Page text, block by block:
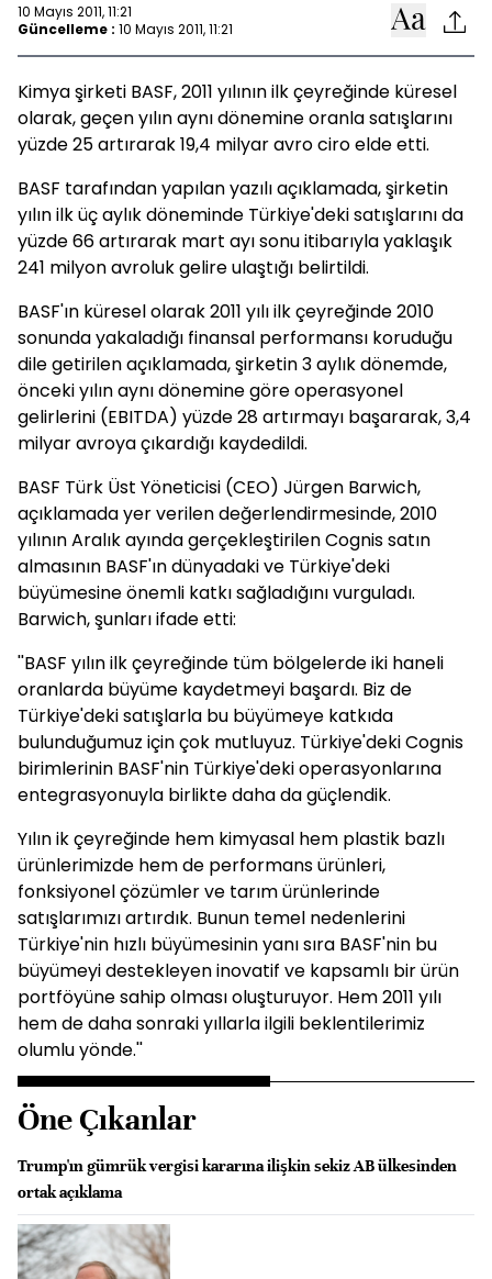
10 Mayıs 2011, 11:21
Güncelleme : 10 Mayıs 2011, 11:21
Kimya şirketi BASF, 2011 yılının ilk çeyreğinde küresel
olarak, geçen yılın aynı dönemine oranla satışlarını
yüzde 25 artırarak 19,4 milyar avro ciro elde etti.
BASF tarafından yapılan yazılı açıklamada, şirketin
yılın ilk üç aylık döneminde Türkiye'deki satışlarını da
yüzde 66 artırarak mart ayı sonu itibarıyla yaklaşık
241 milyon avroluk gelire ulaştığı belirtildi.
BASF'ın küresel olarak 2011 yılı ilk çeyreğinde 2010
sonunda yakaladığı finansal performansı koruduğu
dile getirilen açıklamada, şirketin 3 aylık dönemde,
önceki yılın aynı dönemine göre operasyonel
gelirlerini (EBITDA) yüzde 28 artırmayı başararak, 3,4
milyar avroya çıkardığı kaydedildi.
BASF Türk Üst Yöneticisi (CEO) Jürgen Barwich,
açıklamada yer verilen değerlendirmesinde, 2010
yılının Aralık ayında gerçekleştirilen Cognis satın
almasının BASF'ın dünyadaki ve Türkiye'deki
büyümesine önemli katkı sağladığını vurguladı.
Barwich, şunları ifade etti:
''BASF yılın ilk çeyreğinde tüm bölgelerde iki haneli
oranlarda büyüme kaydetmeyi başardı. Biz de
Türkiye'deki satışlarla bu büyümeye katkıda
bulunduğumuz için çok mutluyuz. Türkiye'deki Cognis
birimlerinin BASF'nin Türkiye'deki operasyonlarına
entegrasyonuyla birlikte daha da güçlendik.
Yılın ik çeyreğinde hem kimyasal hem plastik bazlı
ürünlerimizde hem de performans ürünleri,
fonksiyonel çözümler ve tarım ürünlerinde
satışlarımızı artırdık. Bunun temel nedenlerini
Türkiye'nin hızlı büyümesinin yanı sıra BASF'nin bu
büyümeyi destekleyen inovatif ve kapsamlı bir ürün
portföyüne sahip olması oluşturuyor. Hem 2011 yılı
hem de daha sonraki yıllarla ilgili beklentilerimiz
olumlu yönde.''
Öne Çıkanlar
Trump'ın gümrük vergisi kararına ilişkin sekiz AB ülkesinden
ortak açıklama